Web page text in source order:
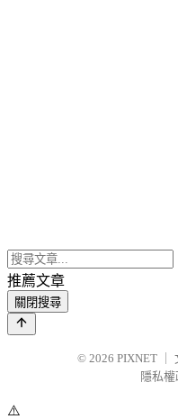
推薦文章
關閉搜尋
© 2026 PIXNET
隱私
⚠️